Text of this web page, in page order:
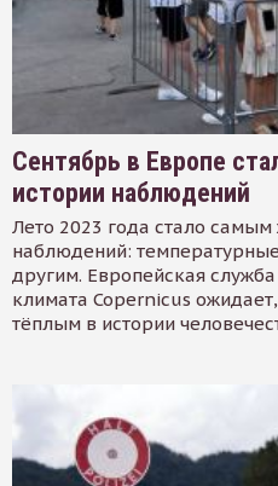
Сентябрь в Европе
истории наблюдений
Лето 2023 года стало
наблюдений:
другим. Европейская
климата Copernicus
тёплым в истории